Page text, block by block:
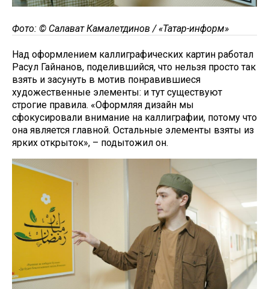
Фото: © Салават Камалетдинов / «Татар-информ»
Над оформлением каллиграфических картин работал
Расул Гайнанов, поделившийся, что нельзя просто так
взять и засунуть в мотив понравившиеся
художественные элементы: и тут существуют
строгие правила. «Оформляя дизайн мы
сфокусировали внимание на каллиграфии, потому что
она является главной. Остальные элементы взяты из
ярких открыток», – подытожил он.